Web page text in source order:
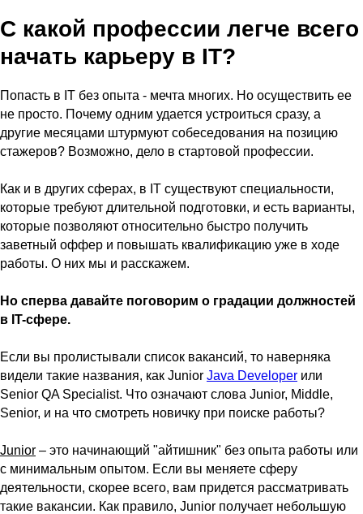
С какой профессии легче всего
начать карьеру в IT?
Попасть в IT без опыта - мечта многих. Но осуществить ее
не просто. Почему одним удается устроиться сразу, а
другие месяцами штурмуют собеседования на позицию
стажеров? Возможно, дело в стартовой профессии.
Как и в других сферах, в IT существуют специальности,
которые требуют длительной подготовки, и есть варианты,
которые позволяют относительно быстро получить
заветный оффер и повышать квалификацию уже в ходе
работы. О них мы и расскажем.
Но сперва давайте поговорим о градации должностей
в IT-сфере.
Если вы пролистывали список вакансий, то наверняка
видели такие названия, как Junior Java Developer или
Senior QA Specialist. Что означают слова Junior, Middle,
Senior, и на что смотреть новичку при поиске работы?
Junior – это начинающий "айтишник" без опыта работы или
с минимальным опытом. Если вы меняете сферу
деятельности, скорее всего, вам придется рассматривать
такие вакансии. Как правило, Junior получает небольшую